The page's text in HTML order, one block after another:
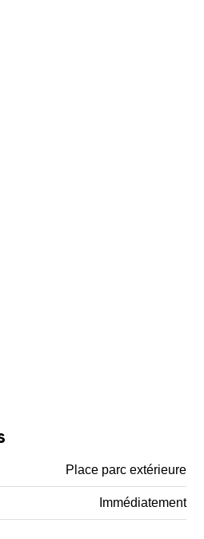
Place parc extérieure
Immédiatement